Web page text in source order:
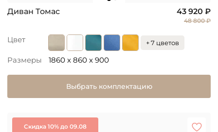
Диван Томас 43 920 ₽
48 800 ₽
Цвет + 7 цветов
Размеры 1860 x 860 x 900
Выбрать комплектацию
Скидка 10% до 09.08